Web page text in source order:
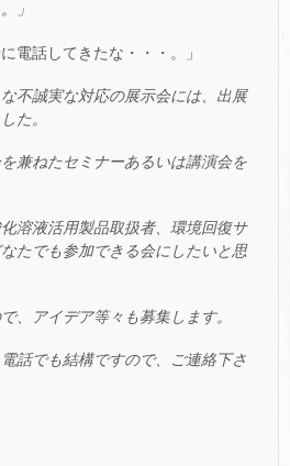
」
電話してきたな・・・。」
不誠実な対応の展示会には、出展
た。
兼ねたセミナーあるいは講演会を
溶液活用製品取扱者、環境回復サ
たでも参加できる会にしたいと思
、アイデア等々も募集します。
話でも結構ですので、ご連絡下さ